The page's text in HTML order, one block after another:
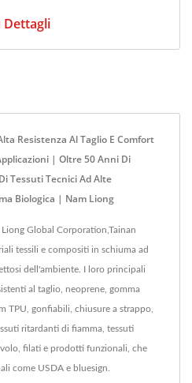
Dettagli
Resistenza Al Taglio E Comfort
| Oltre 50 Anni Di
Tessuti Tecnici Ad Alte
Biologica | Nam Liong
Global Corporation,Tainan
tessili e compositi in schiuma ad
dell'ambiente. I loro principali
al taglio, neoprene, gomma
TPU, gonfiabili, chiusure a strappo,
ritardanti di fiamma, tessuti
filati e prodotti funzionali, che
come USDA e bluesign.